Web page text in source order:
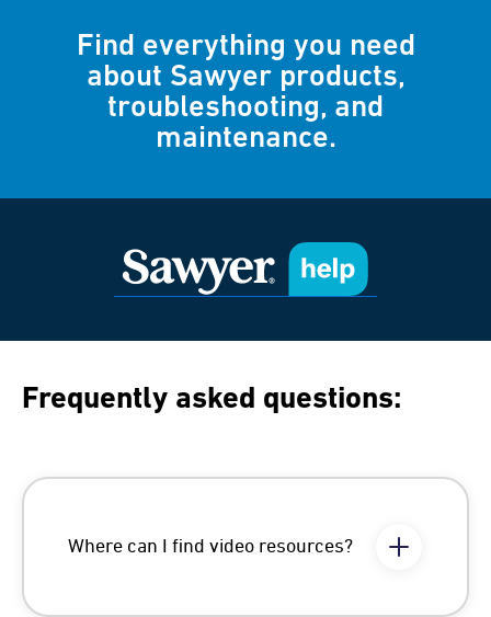
Find everything you need
about Sawyer products,
troubleshooting, and
maintenance.
Frequently asked questions:
Where can I find video resources?